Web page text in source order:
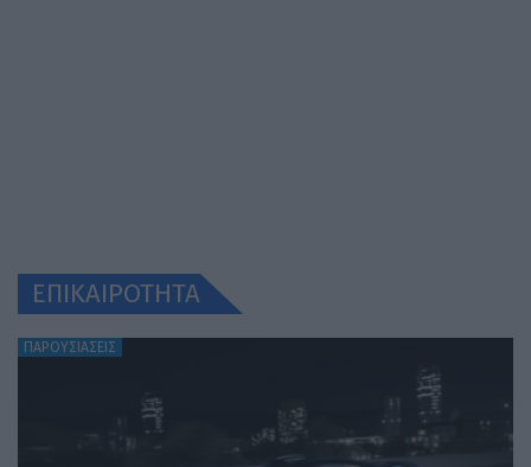
ΕΠΙΚΑΙΡΟΤΗΤΑ
ΠΑΡΟΥΣΙΑΣΕΙΣ